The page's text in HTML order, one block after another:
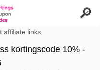
affiliate links.
kortingscode 10% -